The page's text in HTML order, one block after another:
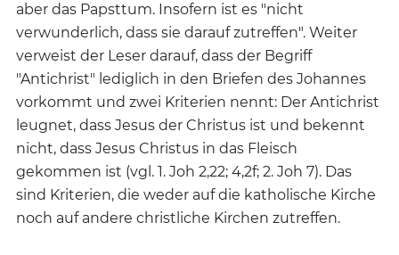
aber das Papsttum. Insofern ist es "nicht
verwunderlich, dass sie darauf zutreffen". Weiter
verweist der Leser darauf, dass der Begriff
"Antichrist" lediglich in den Briefen des Johannes
vorkommt und zwei Kriterien nennt: Der Antichrist
leugnet, dass Jesus der Christus ist und bekennt
nicht, dass Jesus Christus in das Fleisch
gekommen ist (vgl. 1. Joh 2,22; 4,2f; 2. Joh 7). Das
sind Kriterien, die weder auf die katholische Kirche
noch auf andere christliche Kirchen zutreffen.